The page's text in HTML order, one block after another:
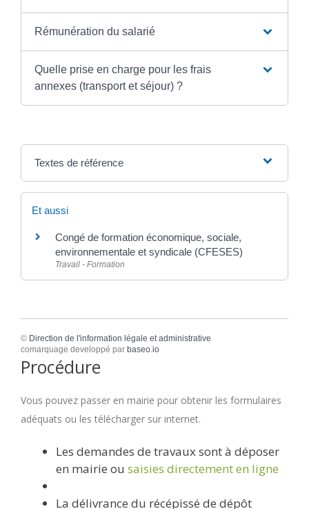
Rémunération du salarié
Quelle prise en charge pour les frais
annexes (transport et séjour) ?
Textes de référence
Et aussi
Congé de formation économique, sociale,
environnementale et syndicale (CFESES)
Travail - Formation
© Direction de l'information légale et administrative
comarquage developpé par baseo.io
Procédure
Vous pouvez passer en mairie pour obtenir les formulaires
adéquats ou les télécharger sur internet.
Les demandes de travaux sont à déposer
en mairie ou saisies directement en ligne
La délivrance du récépissé de dépôt